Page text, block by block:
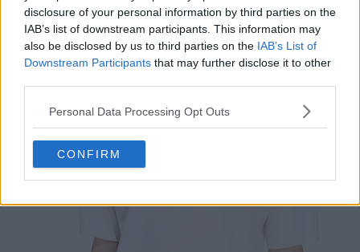
disclosure of your personal information by third parties on the
IAB’s list of downstream participants. This information may
also be disclosed by us to third parties on the IAB’s List of
Downstream Participants that may further disclose it to other
Personal Data Processing Opt Outs
CONFIRM